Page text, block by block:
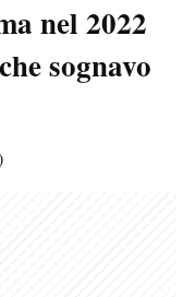
nel 2022
sognavo